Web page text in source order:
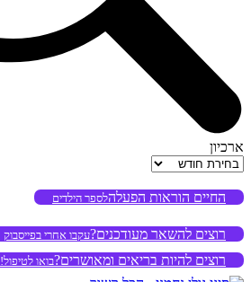
ארכיון
ארכיון
החיים הוראות הפעלהלספר הילדים
רוצים להשאר מעודכנים?עקבו אחרי בפייסבוק
רוצים להיות בריאים ומאושרים?בואו לטיפול!